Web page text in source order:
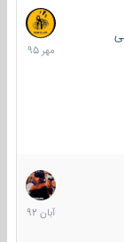
27
مهر
1395
22
آبان
1392